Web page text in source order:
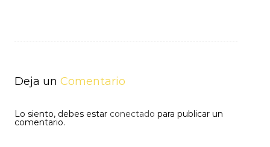
Deja un Comentario
Lo siento, debes estar conectado para publicar un
comentario.